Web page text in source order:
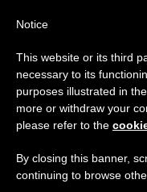
Notice
This website or its third
necessary to its
purposes illustrated in
more or withdraw your
please refer to the
By closing this banner,
continuing to browse